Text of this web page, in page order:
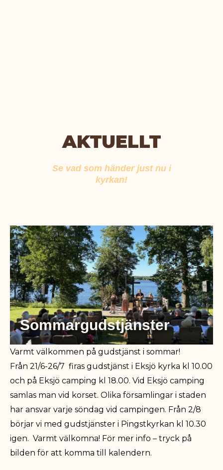
AKTUELLT
Se vad som händer just nu i
kyrkan!
Sommargudstjänster
Varmt välkommen på gudstjänst i sommar!
Från 21/6-26/7 firas gudstjänst i Eksjö kyrka kl 10.00
och på Eksjö camping kl 18.00. Vid Eksjö camping
samlas man vid korset. Olika församlingar i staden
har ansvar varje söndag vid campingen. Från 2/8
börjar vi med gudstjänster i Pingstkyrkan kl 10.30
igen. Varmt välkomna! För mer info – tryck på
bilden för att komma till kalendern.